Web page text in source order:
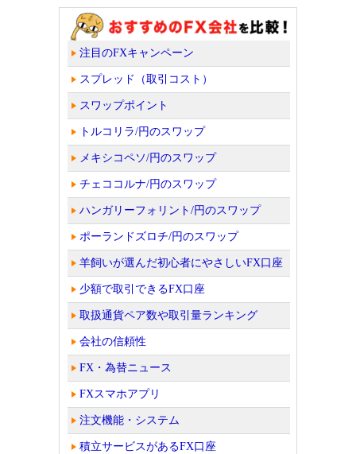
注目のFXキャンペーン
スプレッド（取引コスト）
スワップポイント
トルコリラ/円のスワップ
メキシコペソ/円のスワップ
チェココルナ/円のスワップ
ハンガリーフォリント/円のスワップ
ポーランドズロチ/円のスワップ
羊飼いが選んだ初心者にやさしいFX口座
少額で取引できるFX口座
取扱通貨ペア数や取引量ランキング
会社の信頼性
FX・為替ニュース
FXスマホアプリ
注文機能・システム
積立サービスがあるFX口座